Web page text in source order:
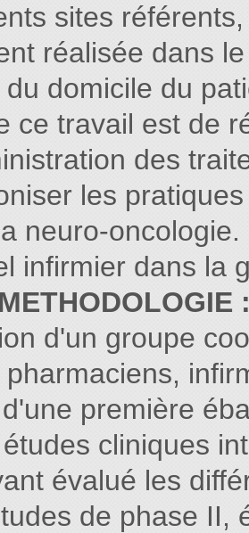
sites
réalisée dans
domicile du
ce travail est de
des
les
neuro-
infirmier dans la
METHODOLOGIE
d'un groupe
première
cliniques
évalué les
de phase II,